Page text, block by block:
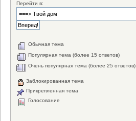
Перейти в:
Обычная тема
Популярная тема (более 15 ответов)
Очень популярная тема (более 25 ответов)
Заблокированная тема
Прикрепленная тема
Голосование